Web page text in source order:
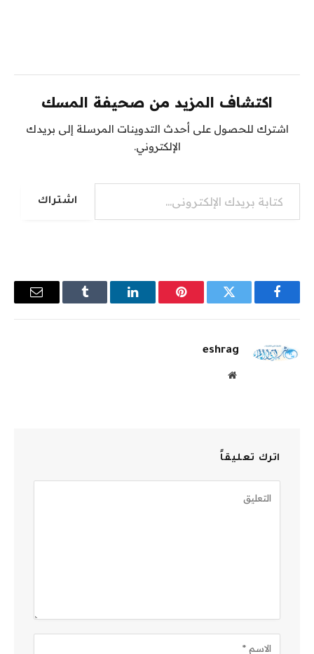
اكتشاف المزيد من صحيفة المسك
اشترك للحصول على أحدث التدوينات المرسلة إلى بريدك
الإلكتروني.
كتابة بريدك الإلكتروني...
اشتراك
فيسبوك تويتر بينتيريستلينكدإن Tumblr
البريد
eshrag
موقع
اترك تعليقاً